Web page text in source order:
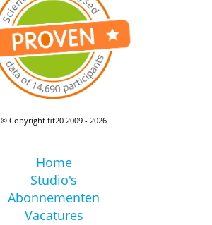
© Copyright fit20 2009 - 2026
Home
Studio's
Abonnementen
Vacatures